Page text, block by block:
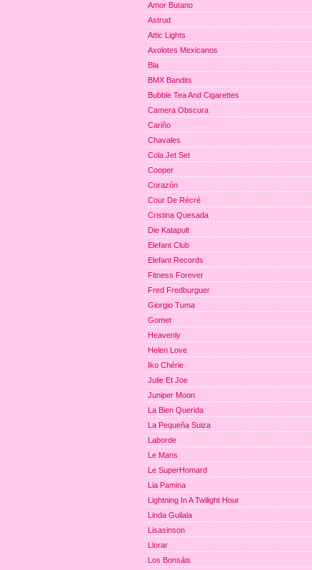
Amor Butano
Astrud
Attic Lights
Axolotes Mexicanos
Bla
BMX Bandits
Bubble Tea And Cigarettes
Camera Obscura
Cariño
Chavales
Cola Jet Set
Cooper
Corazón
Cour De Récré
Cristina Quesada
Die Katapult
Elefant Club
Elefant Records
Fitness Forever
Fred Fredburguer
Giorgio Tuma
Gomet
Heavenly
Helen Love
Iko Chérie
Julie Et Joe
Juniper Moon
La Bien Querida
La Pequeña Suiza
Laborde
Le Mans
Le SuperHomard
Lia Pamina
Lightning In A Twilight Hour
Linda Guilala
Lisasinson
Llorar
Los Bonsáis